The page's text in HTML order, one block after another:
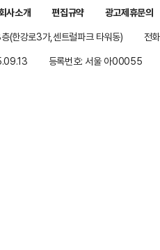
사소개 편집규약
광고제휴문의
(한강로3가,센트럴파크 타워동)
전
등록번호: 서울 아00055